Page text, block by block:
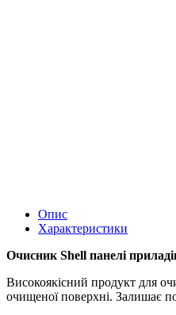
Опис
Характеристики
Очисник Shell панелі
Високоякісний продукт для
очищеної поверхні. Залишає